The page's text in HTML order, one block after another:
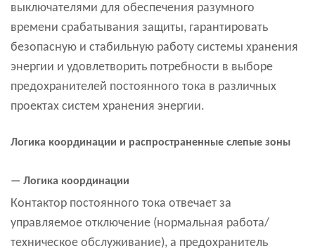
выключателями для обеспечения разумного
времени срабатывания защиты, гарантировать
безопасную и стабильную работу системы хранения
энергии и удовлетворить потребности в выборе
предохранителей постоянного тока в различных
проектах систем хранения энергии.
Логика координации и распространенные слепые зоны
— Логика координации
Контактор постоянного тока отвечает за
управляемое отключение (нормальная работа/
техническое обслуживание), а предохранитель